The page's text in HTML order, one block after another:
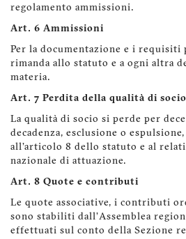
regolamento ammissioni.
Art. 6 Ammissioni
Per la documentazione e i requisiti
rimanda allo statuto e a ogni altra
materia.
Art. 7 Perdita della qualità di socio
La qualità di socio si perde per
decadenza, esclusione o
all'articolo 8 dello statuto e al
nazionale di attuazione.
Art. 8 Quote e contributi
Le quote associative, i contributi
sono stabiliti dall'Assemblea
effettuati sul conto della Sezione